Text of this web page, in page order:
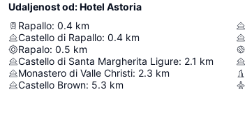
Udaljenost od: Hotel Astoria
Rapallo: 0.4 km
Castello di Rapallo: 0.4 km
Rapalo: 0.5 km
Castello di Santa Margherita Ligure: 2.1 km
Monastero di Valle Christi: 2.3 km
Castello Brown: 5.3 km